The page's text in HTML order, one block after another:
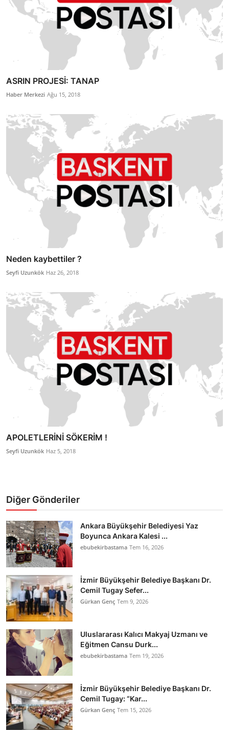
ASRIN PROJESİ: TANAP
Haber Merkezi Ağu 15, 2018
Neden kaybettiler ?
Seyfi Uzunkök Haz 26, 2018
APOLETLERİNİ SÖKERİM !
Seyfi Uzunkök Haz 5, 2018
Diğer Gönderiler
Ankara Büyükşehir Belediyesi Yaz
Boyunca Ankara Kalesi ...
ebubekirbastama Tem 16, 2026
İzmir Büyükşehir Belediye Başkanı Dr.
Cemil Tugay Sefer...
Gürkan Genç Tem 9, 2026
Uluslararası Kalıcı Makyaj Uzmanı ve
Eğitmen Cansu Durk...
ebubekirbastama Tem 19, 2026
İzmir Büyükşehir Belediye Başkanı Dr.
Cemil Tugay: “Kar...
Gürkan Genç Tem 15, 2026